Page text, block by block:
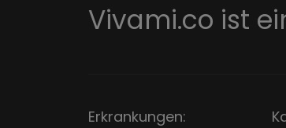
Vivami.co ist
Erkrankungen: